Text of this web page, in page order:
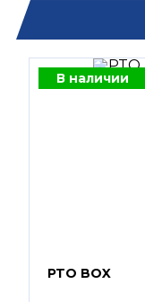
В наличии
PTO BOX